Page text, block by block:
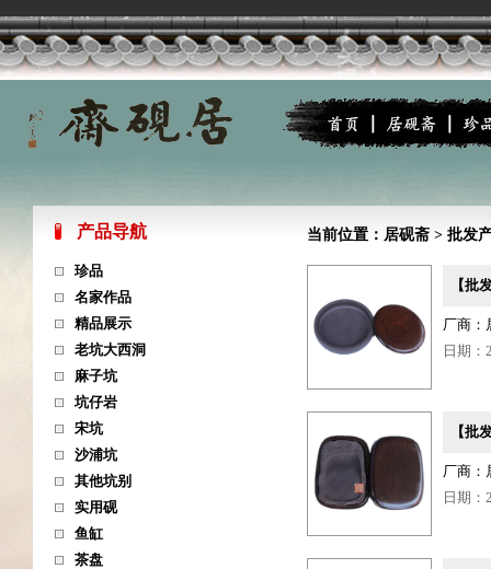
产品导航
珍品
名家作品
精品展示
老坑大西洞
麻子坑
坑仔岩
宋坑
沙浦坑
其他坑别
实用砚
鱼缸
茶盘
当前位置： 居砚斋 > 批发
【批
厂商：
日期：
【批
厂商：
日期：